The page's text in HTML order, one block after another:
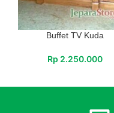
Buffet TV Kuda
Rp 2.250.000